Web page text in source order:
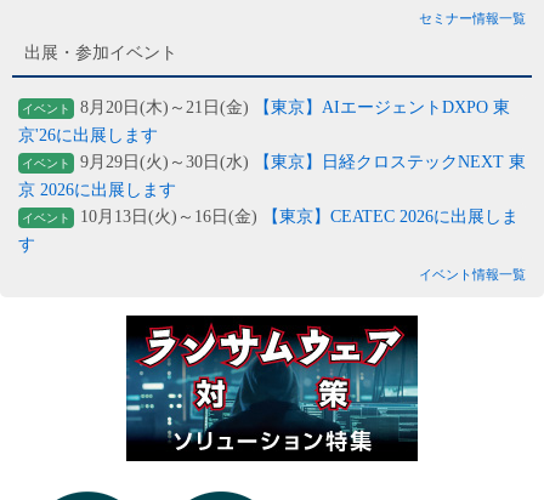
セミナー情報一覧
出展・参加イベント
イベント 8月20日(木)～21日(金)
【東京】AIエージェントDXPO 東
京'26に出展します
イベント 9月29日(火)～30日(水)
【東京】日経クロステックNEXT 東
京 2026に出展します
イベント 10月13日(火)～16日(金)
【東京】CEATEC 2026に出展しま
す
イベント情報一覧